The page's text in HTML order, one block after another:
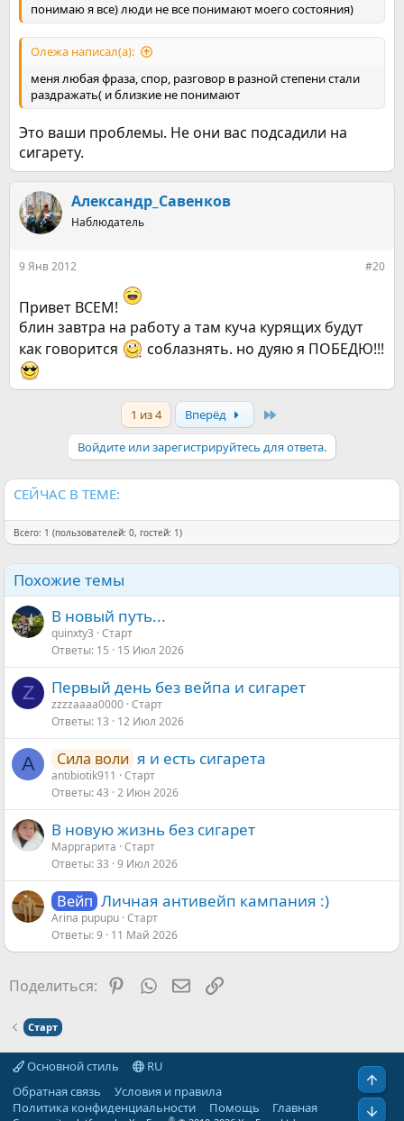
понимаю я все) люди не все понимают моего состояния)
Олежа написал(а):
меня любая фраза, спор, разговор в разной степени стали
раздражать( и близкие не понимают
Это ваши проблемы. Не они вас подсадили на
сигарету.
Александр_Савенков
Наблюдатель
9 Янв 2012 #20
Привет ВСЕМ!
блин завтра на работу а там куча курящих будут
как говорится
соблазнять. но дуяю я ПОБЕДЮ!!!
1 из 4 Вперёд
Войдите или зарегистрируйтесь для ответа.
СЕЙЧАС В ТЕМЕ:
Всего: 1 (пользователей: 0, гостей: 1)
Похожие темы
В новый путь...
quinxty3 Старт
Ответы 15 15 Июл 2026
Z Первый день без вейпа и сигарет
zzzzaaaa0000 Старт
Ответы 13 12 Июл 2026
A Сила воли я и есть сигарета
antibiotik911
Старт
Ответы 43 2 Июн 2026
В новую жизнь без сигарет
Марргарита Старт
Ответы 33 9 Июл 2026
Вейп Личная антивейп кампания :)
Arina pupupu Старт
Ответы 9 11 Май 2026
Поделиться: Pinterest
WhatsAppЭлектронная почта
Ссылка
Старт
Основной стиль
RU
Обратная связь
Условия и правила
Политика конфиденциальности
Помощь Главная